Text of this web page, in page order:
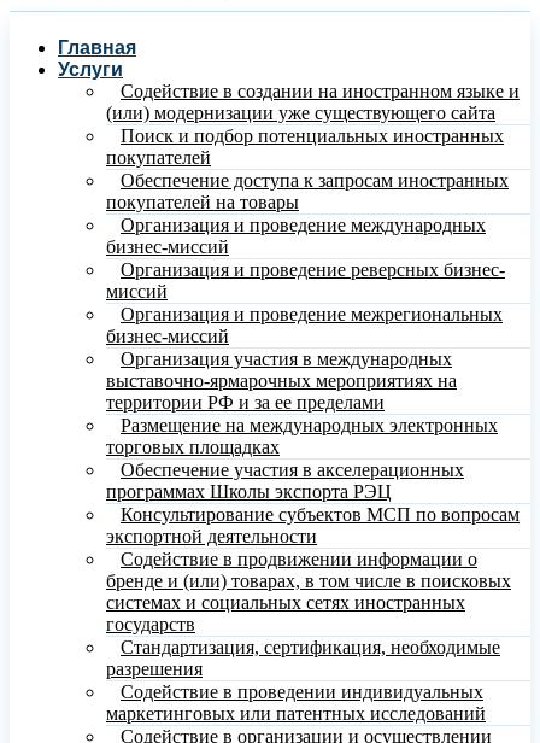
Главная
Услуги
Содействие в создании на иностранном языке и
(или) модернизации уже существующего сайта
Поиск и подбор потенциальных иностранных
покупателей
Обеспечение доступа к запросам иностранных
покупателей на товары
Организация и проведение международных
бизнес-миссий
Организация и проведение реверсных бизнес-
миссий
Организация и проведение межрегиональных
бизнес-миссий
Организация участия в международных
выставочно-ярмарочных мероприятиях на
территории РФ и за ее пределами
Размещение на международных электронных
торговых площадках
Обеспечение участия в акселерационных
программах Школы экспорта РЭЦ
Консультирование субъектов МСП по вопросам
экспортной деятельности
Содействие в продвижении информации о
бренде и (или) товарах, в том числе в поисковых
системах и социальных сетях иностранных
государств
Стандартизация, сертификация, необходимые
разрешения
Содействие в проведении индивидуальных
маркетинговых или патентных исследований
Содействие в организации и осуществлении